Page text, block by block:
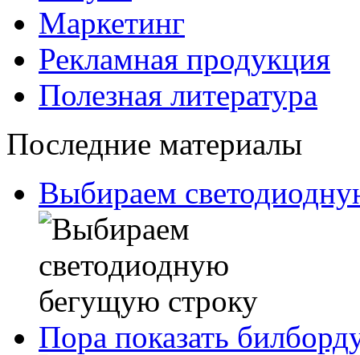
Маркетинг
Рекламная продукция
Полезная литература
Последние материалы
Выбираем
Пора показать